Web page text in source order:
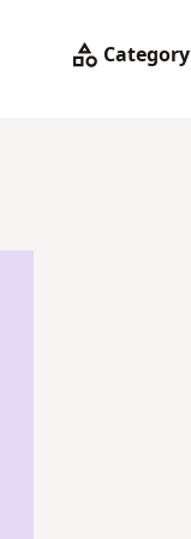
Category